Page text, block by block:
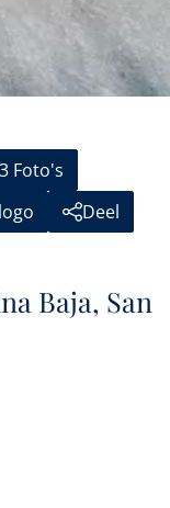
Foto's
Deel
Baja, San